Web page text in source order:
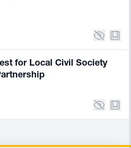
for Local Civil Society